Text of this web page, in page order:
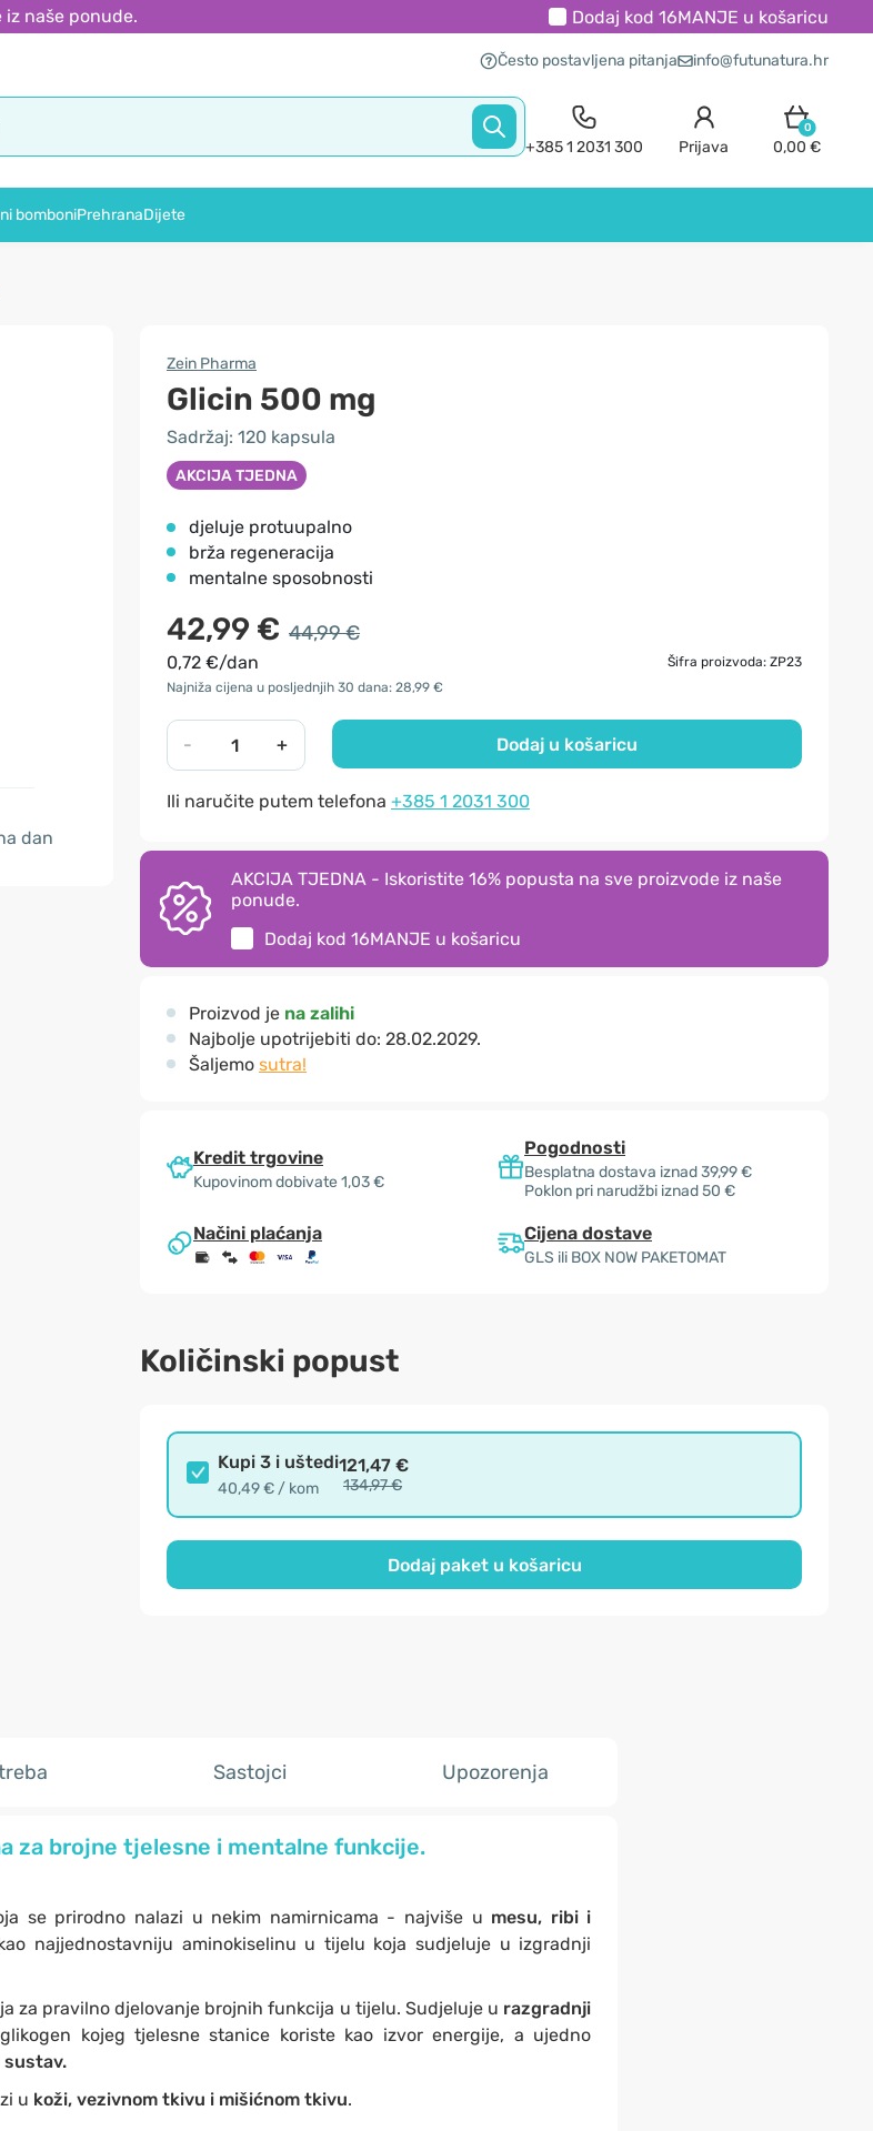
iz naše ponude. Dodaj kod 16MANJE u košaricu
Često postavljena pitanja info@futunatura.hr
+385 1 2031 300 Prijava
0
0,00 €
bomboniPrehranaDijete
dan
Zein Pharma
Glicin 500 mg
Sadržaj: 120 kapsula
AKCIJA TJEDNA
djeluje protuupalno
brža regeneracija
mentalne sposobnosti
42,99 € 44,99 €
0,72 €/dan
Šifra proizvoda: ZP23
Najniža cijena u posljednjih 30 dana: 28,99 €
- + Dodaj u košaricu
Ili naručite putem telefona +385 1 2031 300
AKCIJA TJEDNA - Iskoristite 16% popusta na sve proizvode iz naše
ponude.
Dodaj kod 16MANJE u košaricu
Proizvod je na zalihi
Najbolje upotrijebiti do: 28.02.2029.
Šaljemo sutra!
Kredit trgovine
Kupovinom dobivate 1,03 €
Pogodnosti
Besplatna dostava iznad 39,99 €
Poklon pri narudžbi iznad 50 €
Načini plaćanja Cijena dostave
GLS ili BOX NOW PAKETOMAT
Količinski popust
Kupi 3 i uštedi
40,49 € / kom
121,47 €
134,97 €
Dodaj paket u košaricu
Sastojci Upozorenja
za brojne tjelesne i mentalne funkcije.
se prirodno nalazi u nekim namirnicama - najviše u mesu, ribi i
najjednostavniju aminokiselinu u tijelu koja sudjeluje u izgradnji
za pravilno djelovanje brojnih funkcija u tijelu. Sudjeluje u razgradnji
kojeg tjelesne stanice koriste kao izvor energije, a ujedno
sustav.
u koži, vezivnom tkivu i mišićnom tkivu.